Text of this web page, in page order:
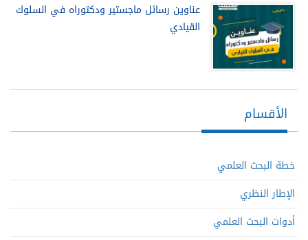
عناوين رسائل ماجستير ودكتوراه في السلوك
القيادي
الأقسام
خطة البحث العلمي
الإطار النظري
أدوات البحث العلمي